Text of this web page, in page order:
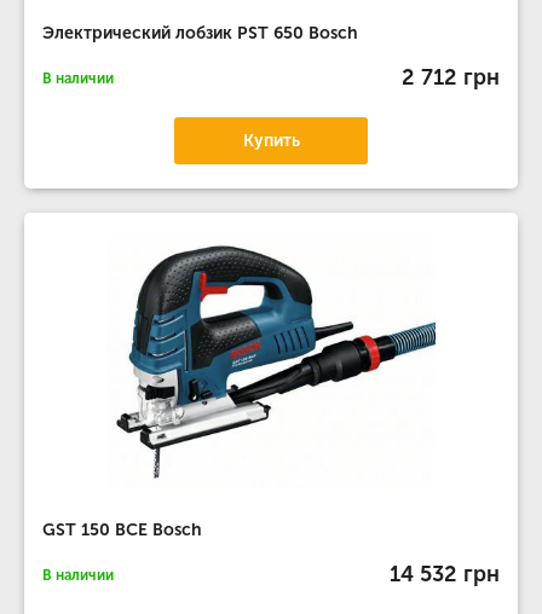
Электрический лобзик PST 650 Bosch
В наличии 2 712 грн
Купить
GST 150 BCE Bosch
В наличии 14 532 грн